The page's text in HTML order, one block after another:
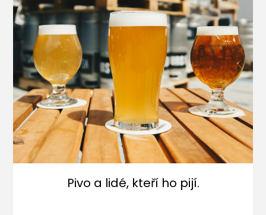
Pivo a lidé, kteří ho pijí.